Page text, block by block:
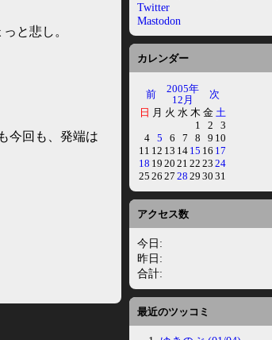
と悲し。
今回も、発端は
Twitter
Mastodon
カレンダー
前
2005年
12月
次
日 月 火 水 木 金 土
1
2
3
4 5 6 7 8 9 10
11 12 13 14 15 16 17
18 19 20 21 22 23 24
25 26 27 28 29 30 31
アクセス数
今日:
昨日:
合計:
最近のツッコミ